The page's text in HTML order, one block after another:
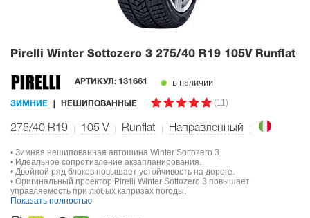
Pirelli Winter Sottozero 3 275/40 R19 105V Runflat
АРТИКУЛ: 131661 в наличии
ЗИМНИЕ НЕШИПОВАННЫЕ (11)
275/40 R19 105 V Runflat Направленный
• Зимняя нешипованная автошина Winter Sottozero 3.
• Идеальное сопротивление аквапланирования.
• Двойной ряд блоков повышает устойчивость на дороге.
• Оригинальный проектор Pirelli Winter Sottozero 3 повышает
управляемость при любых капризах погоды.
Показать полностью